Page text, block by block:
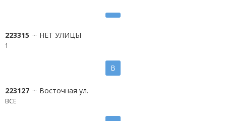
223315 НЕТ УЛИЦЫ
1
В
223127 Восточная ул.
ВСЕ